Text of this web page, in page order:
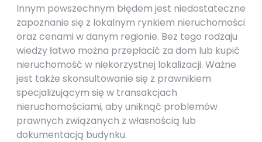
Innym powszechnym błędem jest niedostateczne
zapoznanie się z lokalnym rynkiem nieruchomości
oraz cenami w danym regionie. Bez tego rodzaju
wiedzy łatwo można przepłacić za dom lub kupić
nieruchomość w niekorzystnej lokalizacji. Ważne
jest także skonsultowanie się z prawnikiem
specjalizującym się w transakcjach
nieruchomościami, aby uniknąć problemów
prawnych związanych z własnością lub
dokumentacją budynku.